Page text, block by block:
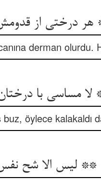
derman
öylece kalakaldı